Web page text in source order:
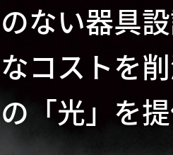
のない器具
なコストを
の「光」を